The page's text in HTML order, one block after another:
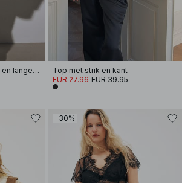
Top met kant, pailletten en lange mouwen
Top met strik en kant
EUR 27.96 EUR 39.95
-30%